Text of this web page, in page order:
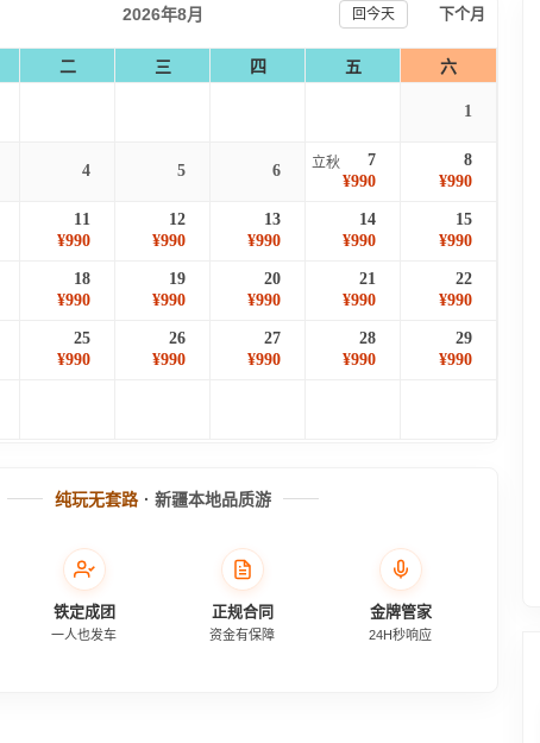
2026年8月 回今天 下个月
二 三 四 五 六
1
4 5 6 立秋
7
¥990
8
¥990
11
¥990
12
¥990
13
¥990
14
¥990
15
¥990
18
¥990
19
¥990
20
¥990
21
¥990
22
¥990
25
¥990
26
¥990
27
¥990
28
¥990
29
¥990
纯玩无套路 · 新疆本地品质游
铁定成团
一人也发车
正规合同
资金有保障
金牌管家
24H秒响应